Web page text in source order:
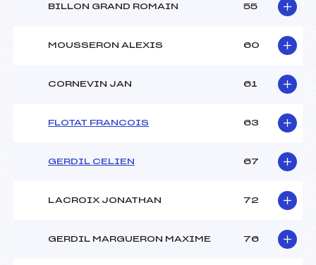
BILLON GRAND ROMAIN 55
MOUSSERON ALEXIS 60
CORNEVIN JAN 61
FLOTAT FRANCOIS 63
GERDIL CELIEN 67
LACROIX JONATHAN 72
GERDIL MARGUERON MAXIME 76